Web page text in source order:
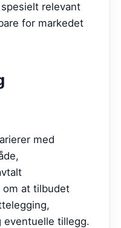
relevant
for markedet
med
om at tilbudet
eventuelle tillegg.